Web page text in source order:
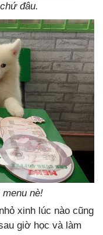
đâu.
nè!
xinh lúc nào cũng
giờ học và làm